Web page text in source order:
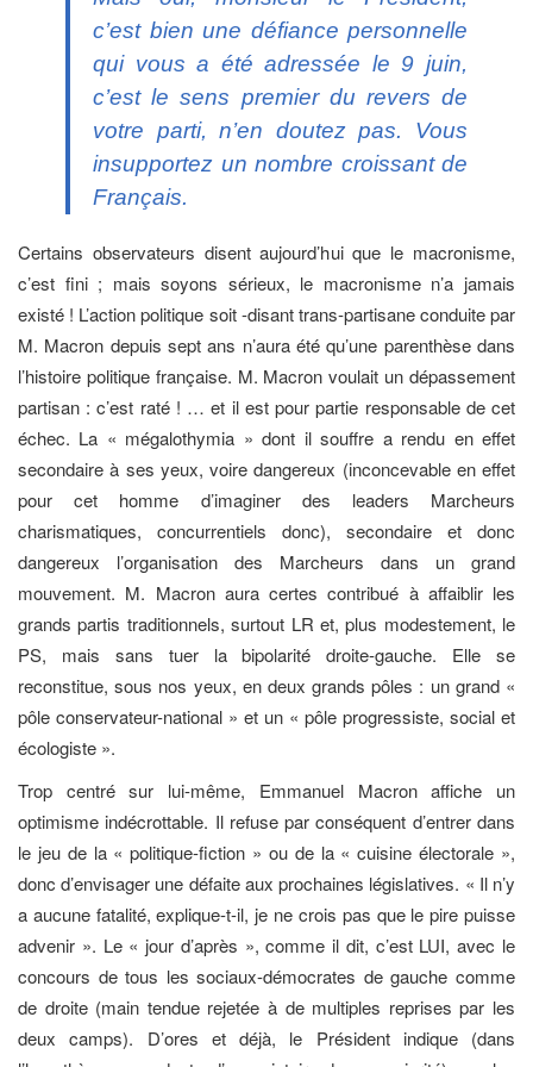
c’est bien une défiance personnelle
qui vous a été adressée le 9 juin,
c’est le sens premier du revers de
votre parti, n’en doutez pas. Vous
insupportez un nombre croissant de
Français.
Certains observateurs disent aujourd’hui que le macronisme,
c’est fini ; mais soyons sérieux, le macronisme n’a jamais
existé ! L’action politique soit -disant trans-partisane conduite par
M. Macron depuis sept ans n’aura été qu’une parenthèse dans
l’histoire politique française. M. Macron voulait un dépassement
partisan : c’est raté ! … et il est pour partie responsable de cet
échec. La « mégalothymia » dont il souffre a rendu en effet
secondaire à ses yeux, voire dangereux (inconcevable en effet
pour cet homme d’imaginer des leaders Marcheurs
charismatiques, concurrentiels donc), secondaire et donc
dangereux l’organisation des Marcheurs dans un grand
mouvement. M. Macron aura certes contribué à affaiblir les
grands partis traditionnels, surtout LR et, plus modestement, le
PS, mais sans tuer la bipolarité droite-gauche. Elle se
reconstitue, sous nos yeux, en deux grands pôles : un grand «
pôle conservateur-national » et un « pôle progressiste, social et
écologiste ».
Trop centré sur lui-même, Emmanuel Macron affiche un
optimisme indécrottable. Il refuse par conséquent d’entrer dans
le jeu de la « politique-fiction » ou de la « cuisine électorale »,
donc d’envisager une défaite aux prochaines législatives. « Il n’y
a aucune fatalité, explique-t-il, je ne crois pas que le pire puisse
advenir ». Le « jour d’après », comme il dit, c’est LUI, avec le
concours de tous les sociaux-démocrates de gauche comme
de droite (main tendue rejetée à de multiples reprises par les
deux camps). D’ores et déjà, le Président indique (dans